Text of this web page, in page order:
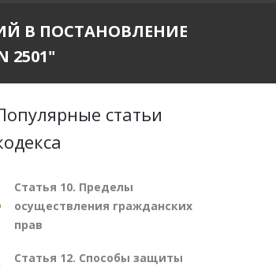
В ПОСТАНОВЛЕНИЕ
2501"
статьи
Статья 10. Пределы
осуществления гражданских
прав
Статья 12. Способы защиты